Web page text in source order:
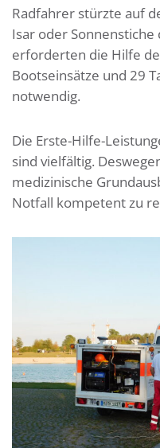
Radfahrer stürzte auf
Isar oder Sonnenstiche
erforderten die Hilfe
Bootseinsätze und 29
notwendig.
Die Erste-Hilfe-
sind vielfältig.
medizinische
Notfall kompetent zu